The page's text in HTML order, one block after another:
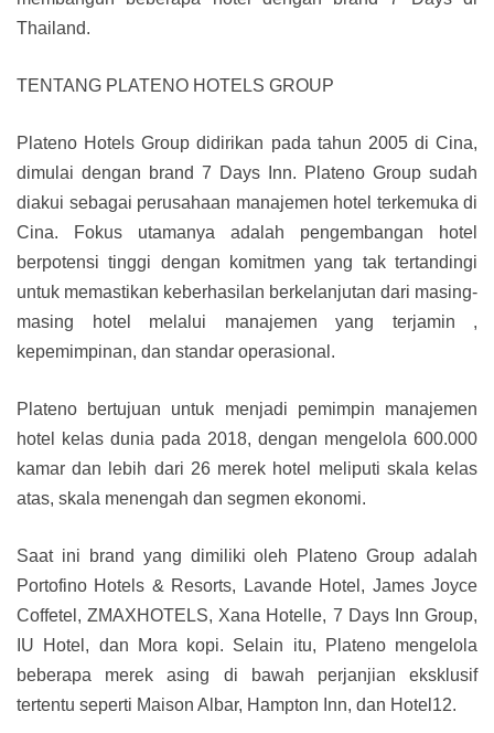
Thailand.
TENTANG PLATENO HOTELS GROUP
Plateno Hotels Group didirikan pada tahun 2005 di Cina,
dimulai dengan brand 7 Days Inn. Plateno Group sudah
diakui sebagai perusahaan manajemen hotel terkemuka di
Cina. Fokus utamanya adalah pengembangan hotel
berpotensi tinggi dengan komitmen yang tak tertandingi
untuk memastikan keberhasilan berkelanjutan dari masing-
masing hotel melalui manajemen yang terjamin ,
kepemimpinan, dan standar operasional.
Plateno bertujuan untuk menjadi pemimpin manajemen
hotel kelas dunia pada 2018, dengan mengelola 600.000
kamar dan lebih dari 26 merek hotel meliputi skala kelas
atas, skala menengah dan segmen ekonomi.
Saat ini brand yang dimiliki oleh Plateno Group adalah
Portofino Hotels & Resorts, Lavande Hotel, James Joyce
Coffetel, ZMAXHOTELS, Xana Hotelle, 7 Days Inn Group,
IU Hotel, dan Mora kopi. Selain itu, Plateno mengelola
beberapa merek asing di bawah perjanjian eksklusif
tertentu seperti Maison Albar, Hampton Inn, dan Hotel12.